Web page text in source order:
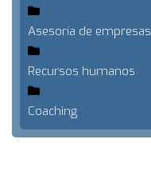
Asesoría de empresas
Recursos humanos
Coaching